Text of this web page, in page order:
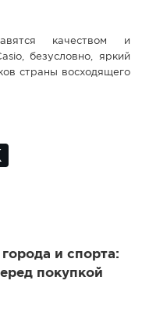
качеством и
безусловно, яркий
страны восходящего
и спорта:
покупкой